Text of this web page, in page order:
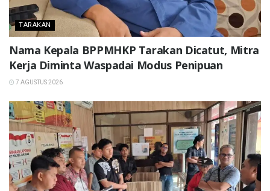
TARAKAN
Nama Kepala BPPMHKP Tarakan Dicatut, Mitra
Kerja Diminta Waspadai Modus Penipuan
7 AGUSTUS 2026